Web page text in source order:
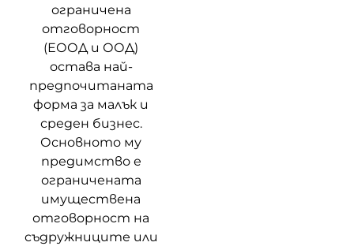
ограничена
отговорност
(ЕООД и ООД)
остава най-
предпочитаната
форма за малък и
среден бизнес.
Основното му
предимство е
ограничената
имуществена
отговорност на
съдружниците или